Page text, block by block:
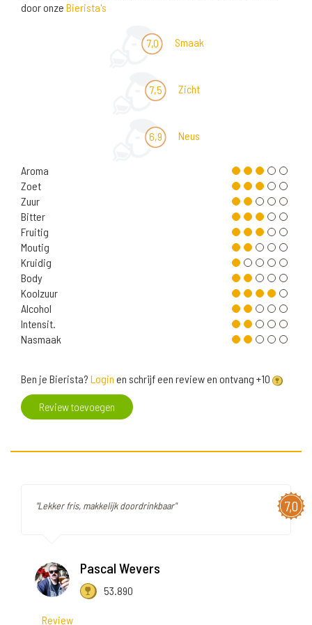
door onze Bierista's
7,0 Smaak
7,5 Zicht
6,9 Neus
Aroma
Zoet
Zuur
Bitter
Fruitig
Moutig
Kruidig
Body
Koolzuur
Alcohol
Intensit.
Nasmaak
Ben je Bierista? Login en schrijf een review en ontvang +10
Review toevoegen
7,0
"Lekker fris, makkelijk doordrinkbaar"
Pascal Wevers
53.890
Review